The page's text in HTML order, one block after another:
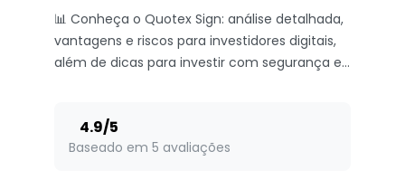
📊 Conheça o Quotex Sign: análise detalhada,
vantagens e riscos para investidores digitais,
além de dicas para investir com segurança e
4.9/5
Baseado em 5 avaliações